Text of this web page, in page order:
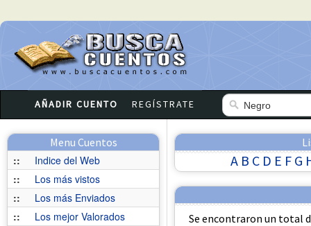
AÑADIR CUENTO REGÍSTRATE
Menu Cuentos
::
Indice del Web
::
Los más vistos
::
Los más Enviados
::
Los mejor Valorados
A B C D E F G
Se encontraron un total